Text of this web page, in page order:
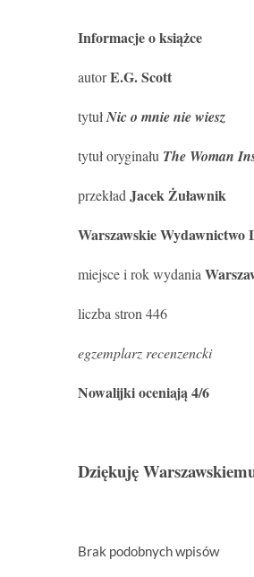
Informacje o książce
autorE.G. Scott
tytułNic o mnie nie wiesz
tytuł oryginału The Woman
przekład Jacek Żuławnik
Warszawskie Wydawnictwo
miejsce i rok wydania
liczba stron 446
egzemplarz recenzencki
Nowalijki oceniają 4/6
Dziękuję
Brak podobnych wpisów